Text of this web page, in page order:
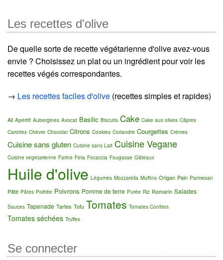
Les recettes d'olive
De quelle sorte de recette végétarienne d'olive avez-vous
envie ? Choisissez un plat ou un ingrédient pour voir les
recettes végés correspondantes.
→ Les recettes faciles d'olive (recettes simples et rapides)
Ail Apéritif Aubergines Avocat Basilic Biscuits Cake Cake aux olives Câpres
Carottes Chèvre Chocolat Citrons Cookies Coriandre Courgettes Crèmes
Cuisine sans gluten Cuisine sans Lait Cuisine Vegane
Cuisine vegetarienne Farine Feta Focaccia Fougasse Gâteaux
Huile d'olive Légumes Mozzarella Muffins Origan Pain Parmesan
Pâté Pâtes Poêlée Poivrons Pomme de terre Purée Riz Romarin Salades
Sauces Tapenade Tartes Tofu Tomates Tomates Confites
Tomates séchées Truffes
Se connecter